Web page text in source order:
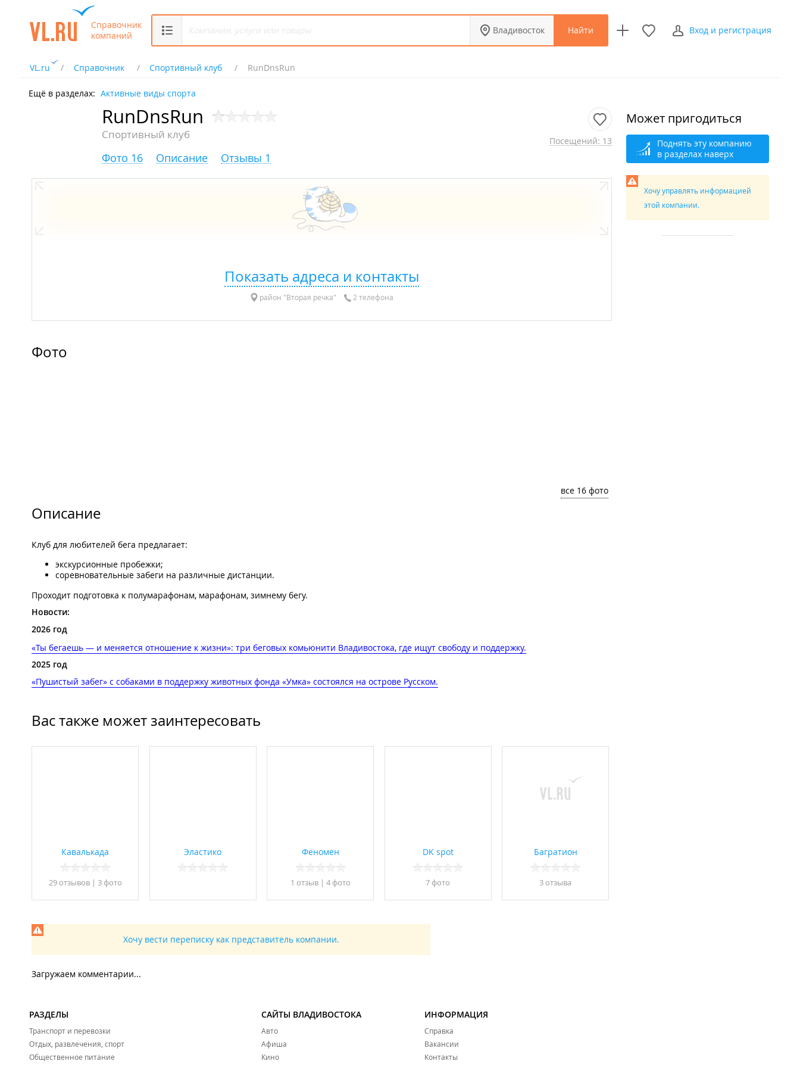
Справочник
компаний
Владивосток Найти Вход и регистрация
VL.ru Справочник Спортивный клуб RunDnsRun
Ещё в разделах: Активные виды спорта
RunDnsRun
Спортивный клуб Посещений: 13
Фото 16 Описание Отзывы 1
Показать адреса и контакты
район "Вторая речка" 2 телефона
Фото
все 16 фото
Описание
Клуб для любителей бега предлагает:
экскурсионные пробежки;
соревновательные забеги на различные дистанции.
Проходит подготовка к полумарафонам, марафонам, зимнему бегу.
Новости:
2026 год
«Ты бегаешь — и меняется отношение к жизни»: три беговых комьюнити Владивостока, где ищут свободу и поддержку​.
2025 год
«Пушистый забег» с собаками в поддержку животных фонда «Умка» состоялся на острове Русском.
Вас также может заинтересовать
Кавалькада
29 отзывов| 3 фото
Эластико Феномен
1 отзыв | 4 фото
DK spot
7 фото
Багратион
3 отзывa
Хочу вести переписку как представитель компании.
Загружаем комментарии...
Может пригодиться
Поднять эту компанию
в разделах наверх
Хочу управлять информацией
этой компании.
РАЗДЕЛЫ
Транспорт и перевозки
Отдых, развлечения, спорт
Общественное питание
САЙТЫ ВЛАДИВОСТОКА
Авто
Афиша
Кино
ИНФОРМАЦИЯ
Справка
Вакансии
Контакты